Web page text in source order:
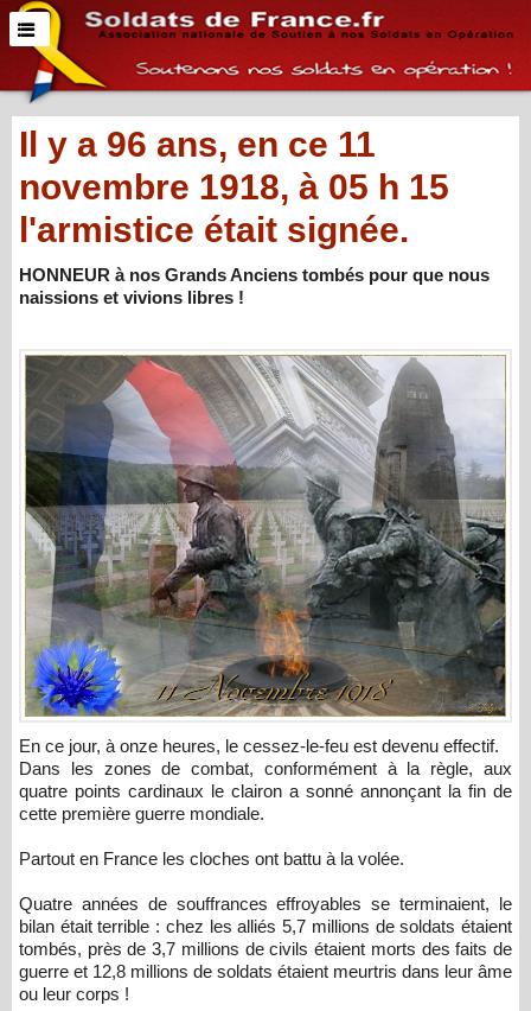
Il y a 96 ans, en ce 11
novembre 1918, à 05 h 15
l'armistice était signée.
HONNEUR à nos Grands Anciens tombés pour que nous
naissions et vivions libres !
En ce jour, à onze heures, le cessez-le-feu est devenu effectif.
Dans les zones de combat, conformément à la règle, aux
quatre points cardinaux le clairon a sonné annonçant la fin de
cette première guerre mondiale.
Partout en France les cloches ont battu à la volée.
Quatre années de souffrances effroyables se terminaient, le
bilan était terrible : chez les alliés 5,7 millions de soldats étaient
tombés, près de 3,7 millions de civils étaient morts des faits de
guerre et 12,8 millions de soldats étaient meurtris dans leur âme
ou leur corps !